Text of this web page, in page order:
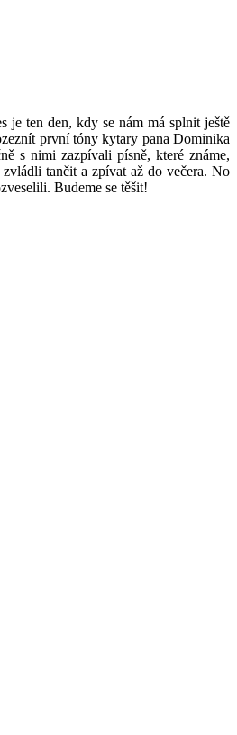
je ten den, kdy se nám má splnit ještě
první tóny kytary pana Dominika
s nimi zazpívali písně, které známe,
tančit a zpívat až do večera. No
Budeme se těšit!